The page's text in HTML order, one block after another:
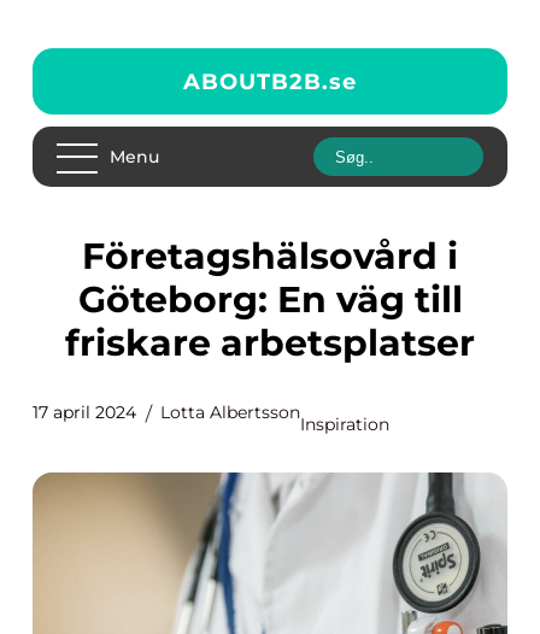
ABOUTB2B.se
Menu
Företagshälsovård i
Göteborg: En väg till
friskare arbetsplatser
17 april 2024 Lotta Albertsson
Inspiration